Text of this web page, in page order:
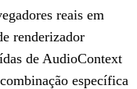
reais em
renderizador
de AudioContext
específica